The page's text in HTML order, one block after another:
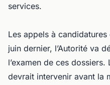
services.
Les appels à
juin dernier, l’Autorité va
l’examen de ces dossiers.
devrait intervenir avant la